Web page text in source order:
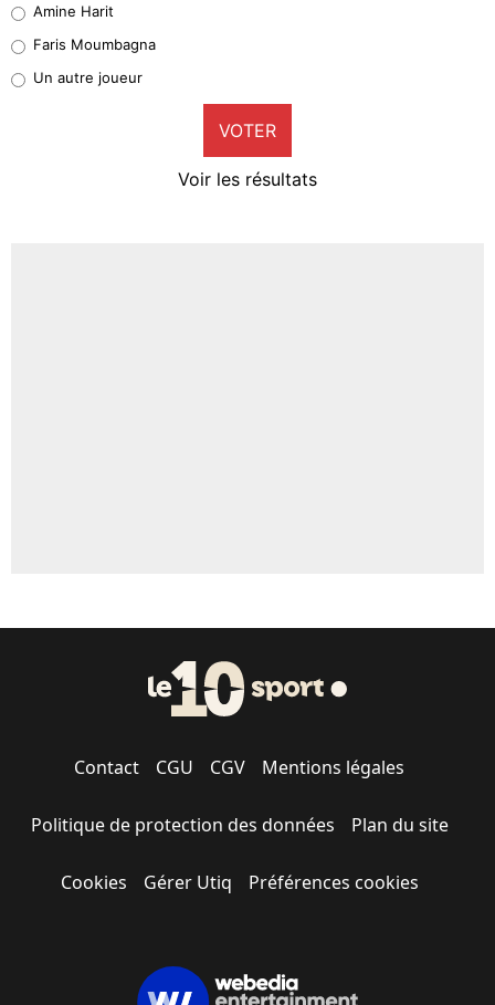
1%
9%
Amine Harit
Faris Moumbagna
Un autre joueur
VOTER
Voir les résultats
Contact CGU CGV Mentions légales
Politique de protection des données Plan du site
Cookies Gérer Utiq Préférences cookies